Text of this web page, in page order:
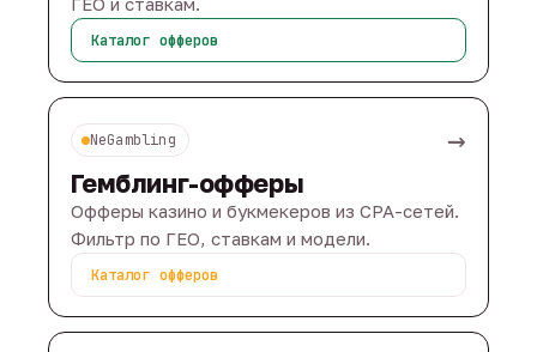
Каталог офферов
NeGambling →
Гемблинг-офферы
Офферы казино и букмекеров из CPA-сетей.
Фильтр по ГЕО, ставкам и модели.
Каталог офферов